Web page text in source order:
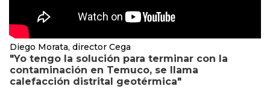
Diego Morata, director Cega
"Yo tengo la solución para terminar con la
contaminación en Temuco, se llama
calefacción distrital geotérmica"